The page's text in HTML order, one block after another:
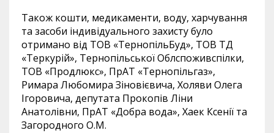
Також кошти, медикаменти, воду, харчування
та засоби індивідуального захисту було
отримано від ТОВ «ТернопільБуд», ТОВ ТД
«Теркурій», Тернопільської Облспоживспілки,
ТОВ «Продлюкс», ПрАТ «Тернопільгаз»,
Римара Любомира Зіновієвича, Холяви Олега
Ігоровича, депутата Прокопів Ліни
Анатолівни, ПрАТ «Добра вода», Хаек Ксенії та
Загородного О.М.